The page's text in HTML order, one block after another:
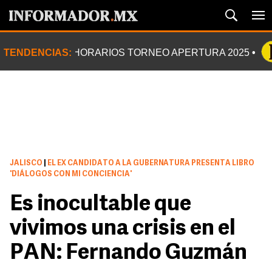
TENDENCIAS: HORARIOS TORNEO APERTURA 2025
JALISCO
EL EX CANDIDATO A LA GUBERNATURA PRESENTA LIBRO
'DIÁLOGOS CON MI CONCIENCIA'
Es inocultable que
vivimos una crisis en el
PAN: Fernando Guzmán